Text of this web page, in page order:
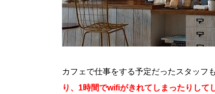
カフェで仕事をする予定だったスタッフ
り、1時間でwifiがきれてしまったりして